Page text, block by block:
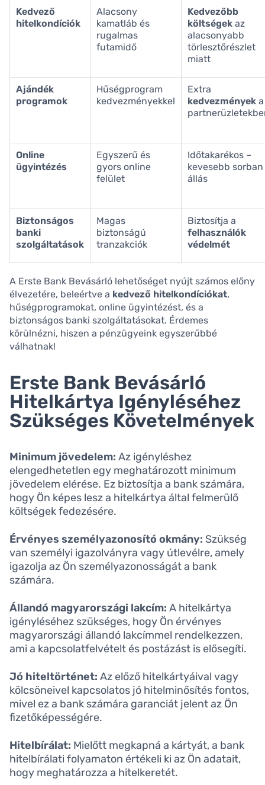
Kedvező
hitelkondíciók
Alacsony
kamatláb és
rugalmas
futamidő
Kedvezőbb
költségek az
alacsonyabb
törlesztőrészlet
miatt
Ajándék
programok
Hűségprogram
kedvezményekkel
Extra
kedvezmények a
Online
ügyintézés
Egyszerű és
gyors online
felület
Időtakarékos –
kevesebb sorban
állás
Biztonságos
banki
szolgáltatások
Magas
biztonságú
tranzakciók
Biztosítja a
felhasználók
védelmét
A Erste Bank Bevásárló lehetőséget nyújt számos előny
élvezetére, beleértve a kedvező hitelkondíciókat,
hűségprogramokat, online ügyintézést, és a
biztonságos banki szolgáltatásokat. Érdemes
körülnézni, hiszen a pénzügyeink egyszerűbbé
válhatnak!
Erste Bank Bevásárló
Hitelkártya Igényléséhez
Szükséges Követelmények
Minimum jövedelem: Az igényléshez
elengedhetetlen egy meghatározott minimum
jövedelem elérése. Ez biztosítja a bank számára,
hogy Ön képes lesz a hitelkártya által felmerülő
költségek fedezésére.
Érvényes személyazonosító okmány: Szükség
van személyi igazolványra vagy útlevélre, amely
igazolja az Ön személyazonosságát a bank
számára.
Állandó magyarországi lakcím: A hitelkártya
igényléséhez szükséges, hogy Ön érvényes
magyarországi állandó lakcímmel rendelkezzen,
ami a kapcsolatfelvételt és postázást is elősegíti.
Jó hiteltörténet: Az előző hitelkártyáival vagy
kölcsöneivel kapcsolatos jó hitelminősítés fontos,
mivel ez a bank számára garanciát jelent az Ön
fizetőképességére.
Hitelbírálat: Mielőtt megkapná a kártyát, a bank
hitelbírálati folyamaton értékeli ki az Ön adatait,
hogy meghatározza a hitelkeretét.